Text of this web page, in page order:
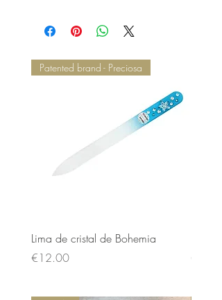
Patented brand - Preciosa
Lima de cristal de Bohemia
Price
€12.00
Price
€12.00